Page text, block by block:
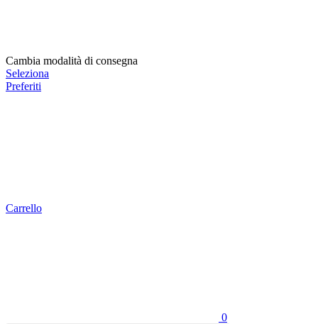
Cambia modalità di consegna
Seleziona
Preferiti
Carrello
0